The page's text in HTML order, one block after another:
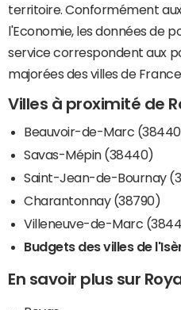
territoire. Conformément
l'Economie, les données de
service correspondent aux
majorées des villes de France.
Villes à proximité de
Beauvoir-de-Marc
Savas-Mépin (38440)
Saint-Jean-de-Bournay
Charantonnay (38790)
Villeneuve-de-Marc
Budgets des villes de
En savoir plus sur